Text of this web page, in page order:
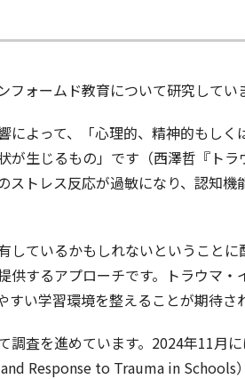
ォームド教育について研究してい
よって、「心理的、精神的もし
生じるもの」です（西澤哲『ト
トレス反応が過敏になり、認知
しているかもしれないということ
するアプローチです。トラウマ
い学習環境を整えることが期待さ
査を進めています。2024年11月
Response to Trauma in Schools